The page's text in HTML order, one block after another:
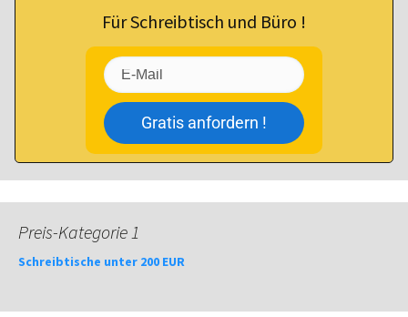
Für Schreibtisch und Büro !
Gratis anfordern !
Preis-Kategorie 1
Schreibtische unter 200 EUR